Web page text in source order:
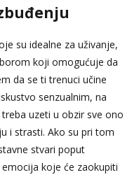
su idealne za uživanje,
koji omogućuje da
da se ti trenuci učine
senzualnim, na
uzeti u obzir sve ono
i strasti. Ako su pri tom
stvari poput
koje će zaokupiti